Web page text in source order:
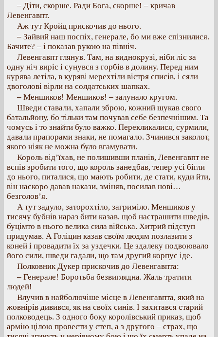
– Діти, скорше. Ради Бога, скорше! – кричав
Левенгавпт.
Аж тут Кройц прискочив до нього.
– Зайвий наш поспіх, генерале, бо ми вже спізнилися.
Бачите? – і показав рукою на північ.
Левенгавпт глянув. Там, на виднокрузі, ніби ліс за
одну ніч виріс і сунувся з горбів в долину. Перед ним
курява летіла, в куряві мерехтіли вістря списів, і сяли
двоголові вірли на солдатських шапках.
– Меншиков! Меншиков! – залунало кругом.
Шведи ставали, хапали зброю, кожний шукав свого
батальйону, бо тільки там почував себе безпечнішим. Та
чомусь і то знайти було важко. Перекликалися, сурмили,
давали прапорами знаки, не помагало. Зчинився заколот,
якого ніяк не можна було вгамувати.
Король від’їхав, не полишивши планів, Левенгавпт не
вспів зробити того, що король занедбав, тепер усі бігли
до нього, питалися, що мають робити, де стати, куди йти,
він наскоро давав накази, зміняв, посилав нові…
безголов’я.
А тут задуло, заторохтіло, загриміло. Меншиков у
тисячу бубнів нараз бити казав, щоб настрашити шведів,
буцімто в нього велика сила війська. Хитрий підступ
придумав. А Голіцин казав своїм людям позлазити з
коней і провадити їх за уздечки. Це здалеку подвоювало
його сили, шведи гадали, що там другий корпус іде.
Полковник Дукер прискочив до Левенгавпта:
– Генерале! Боротьба безвиглядна. Жаль тратити
людей!
Влучив в найболючіше місце в Левенгавпта, який на
жовнірів дивився, як на своїх синів. І захитався старий
полководець. З одного боку королівський приказ, щоб
армію цілою провести у степ, а з другого – страх, що